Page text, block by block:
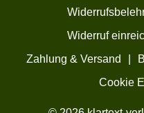
Widerruf
Zahlung & Versand
Cookie